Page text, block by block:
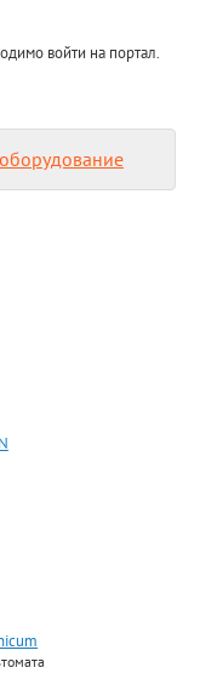
войти на портал.